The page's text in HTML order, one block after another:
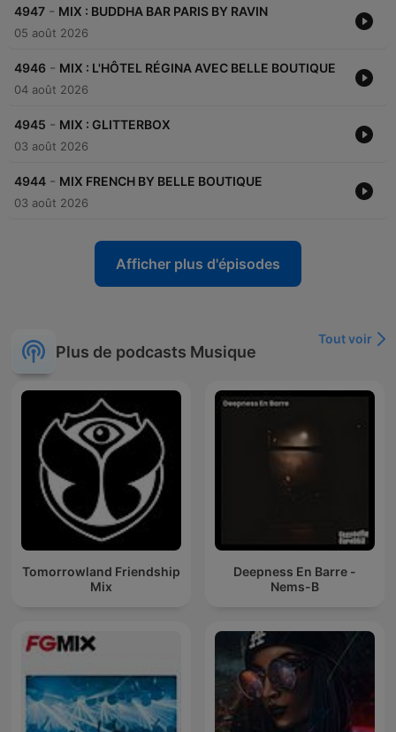
4947 - MIX : BUDDHA BAR PARIS BY RAVIN
05 août 2026
4946 - MIX : L'HÔTEL RÉGINA AVEC BELLE BOUTIQUE
04 août 2026
4945 - MIX : GLITTERBOX
03 août 2026
4944 - MIX FRENCH BY BELLE BOUTIQUE
03 août 2026
Afficher plus d'épisodes
Plus de podcasts Musique
Tout voir
Tomorrowland Friendship
Mix
Deepness En Barre -
Nems-B